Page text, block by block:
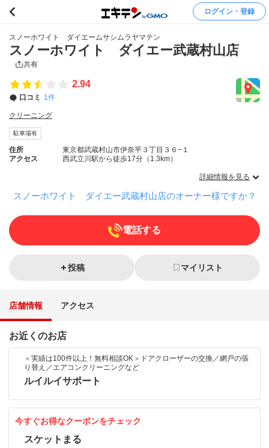
ログイン・登録
スノーホワイト ダイエームサシムラヤマテン
スノーホワイト ダイエー武蔵村山店
共有
2.94
口コミ 1件
クリーニング
駐車場有
住所
東京都武蔵村山市伊奈平３丁目３６−１
アクセス
西武立川駅から徒歩17分（1.3km）
詳細情報を見る
スノーホワイト ダイエー武蔵村山店のオーナー様ですか？
電話する
投稿 マイリスト
店舗情報 アクセス
お近くのお店
＜実績は100件以上！無料相談OK＞ドアクローザーの交換／網戸の張
り替え／エアコンクリーニングなど
ルイルイサポート
今すぐお得なクーポンをチェック
スケットまる